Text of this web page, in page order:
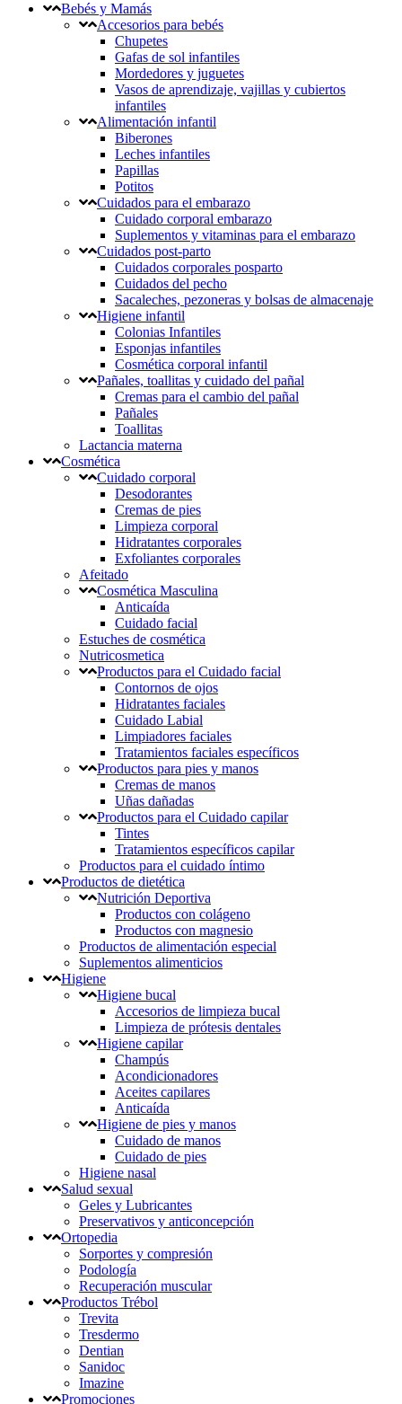
Bebés y Mamás
Accesorios para bebés
Chupetes
Gafas de sol infantiles
Mordedores y juguetes
Vasos de aprendizaje, vajillas y cubiertos
infantiles
Alimentación infantil
Biberones
Leches infantiles
Papillas
Potitos
Cuidados para el embarazo
Cuidado corporal embarazo
Suplementos y vitaminas para el embarazo
Cuidados post-parto
Cuidados corporales posparto
Cuidados del pecho
Sacaleches, pezoneras y bolsas de almacenaje
Higiene infantil
Colonias Infantiles
Esponjas infantiles
Cosmética corporal infantil
Pañales, toallitas y cuidado del pañal
Cremas para el cambio del pañal
Pañales
Toallitas
Lactancia materna
Cosmética
Cuidado corporal
Desodorantes
Cremas de pies
Limpieza corporal
Hidratantes corporales
Exfoliantes corporales
Afeitado
Cosmética Masculina
Anticaída
Cuidado facial
Estuches de cosmética
Nutricosmetica
Productos para el Cuidado facial
Contornos de ojos
Hidratantes faciales
Cuidado Labial
Limpiadores faciales
Tratamientos faciales específicos
Productos para pies y manos
Cremas de manos
Uñas dañadas
Productos para el Cuidado capilar
Tintes
Tratamientos específicos capilar
Productos para el cuidado íntimo
Productos de dietética
Nutrición Deportiva
Productos con colágeno
Productos con magnesio
Productos de alimentación especial
Suplementos alimenticios
Higiene
Higiene bucal
Accesorios de limpieza bucal
Limpieza de prótesis dentales
Higiene capilar
Champús
Acondicionadores
Aceites capilares
Anticaída
Higiene de pies y manos
Cuidado de manos
Cuidado de pies
Higiene nasal
Salud sexual
Geles y Lubricantes
Preservativos y anticoncepción
Ortopedia
Sorportes y compresión
Podología
Recuperación muscular
Productos Trébol
Trevita
Tresdermo
Dentian
Sanidoc
Imazine
Promociones